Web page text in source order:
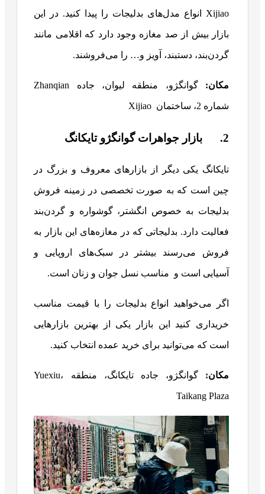
Xijiao انواع مدل‌های بدلیجات را پیدا کنید. در این
بازار بیش از صد مغازه وجود دارد که اقلامی مانند
گردن‌بند، دستبند، آویز و… را می‌فروشند.
مکان: گوانگژو، منطقه لیوان، جاده Zhanqian
شماره 2، ساختمان Xijiao
2. بازار جواهرات گوانگژو تایکانگ
تایکانگ یکی دیگر از بازارهای معروف و بزرگ در
چین است که به صورت تخصصی در زمینه فروش
بدلیجات به خصوص انگشتر، گوشواره و گردن‌بند
فعالیت دارد. بدلیجاتی که در مغازه‌های این بازار به
فروش می‌رسند بیشتر در سبک‌های اروپایی و
آسیایی است و مناسب نسل جوان و زنان است.
اگر می‌خواهید انواع بدلیجات را با قیمت مناسب
خریداری کنید این بازار یکی از بهترین بازارهایی
است که می‌توانید برای خرید عمده انتخاب کنید.
مکان: گوانگژو، جاده تایکانگ، منطقه Yuexiu،
Taikang Plaza